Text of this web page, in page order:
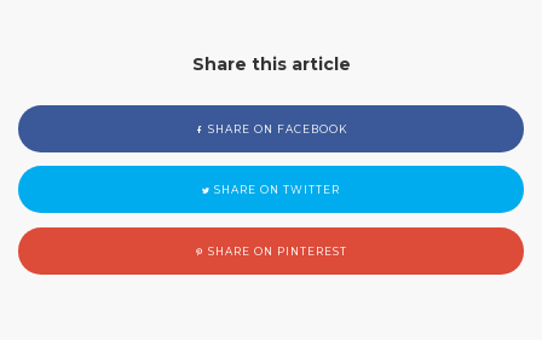
Share this article
SHARE ON FACEBOOK
SHARE ON TWITTER
SHARE ON PINTEREST